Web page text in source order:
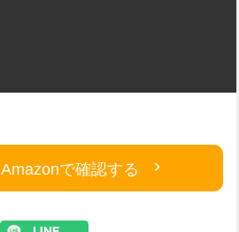
Amazonで確認する